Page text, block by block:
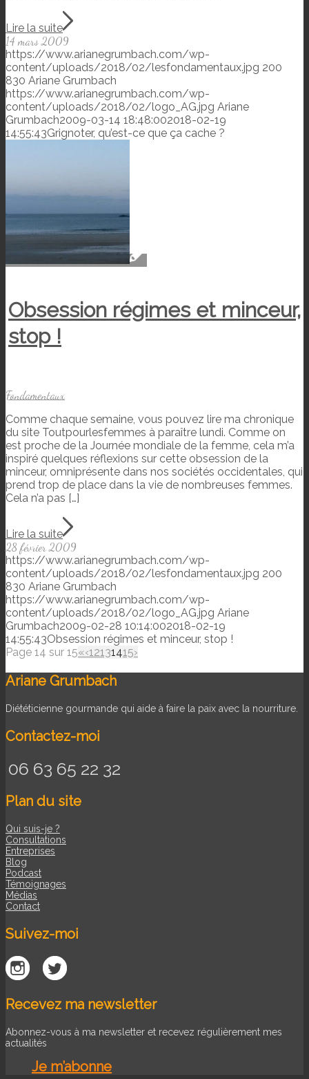
Lire la suite
14 mars 2009
https://www.arianegrumbach.com/wp-
content/uploads/2018/02/lesfondamentaux.jpg 200
830 Ariane Grumbach
https://www.arianegrumbach.com/wp-
content/uploads/2018/02/logo_AG.jpg Ariane
Grumbach2009-03-14 18:48:002018-02-19
14:55:43Grignoter, qu’est-ce que ça cache ?
Obsession régimes et minceur,
stop !
Fondamentaux
Comme chaque semaine, vous pouvez lire ma chronique
du site Toutpourlesfemmes à paraître lundi. Comme on
est proche de la Journée mondiale de la femme, cela m’a
inspiré quelques réflexions sur cette obsession de la
minceur, omniprésente dans nos sociétés occidentales, qui
prend trop de place dans la vie de nombreuses femmes.
Cela n’a pas […]
Lire la suite
28 février 2009
https://www.arianegrumbach.com/wp-
content/uploads/2018/02/lesfondamentaux.jpg 200
830 Ariane Grumbach
https://www.arianegrumbach.com/wp-
content/uploads/2018/02/logo_AG.jpg Ariane
Grumbach2009-02-28 10:14:002018-02-19
14:55:43Obsession régimes et minceur, stop !
Page 14 sur 15«‹12131415›
Ariane Grumbach
Diététicienne gourmande qui aide à faire la paix avec la nourriture.
Contactez-moi
06 63 65 22 32
Plan du site
Qui suis-je ?
Consultations
Entreprises
Blog
Podcast
Témoignages
Médias
Contact
Suivez-moi
Recevez ma newsletter
Abonnez-vous à ma newsletter et recevez régulièrement mes
actualités
Je m’abonne